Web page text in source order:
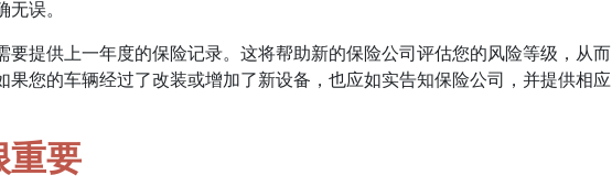
误。
要提供上一年度的保险记录。这将帮助新的保险公司评估您的风险等级，从而
果您的车辆经过了改装或增加了新设备，也应如实告知保险公司，并提供相应
重要